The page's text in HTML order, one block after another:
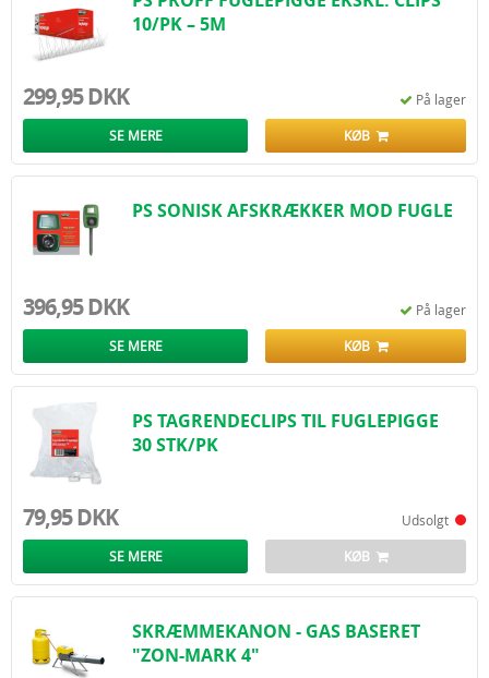
10/PK – 5M
299,95 DKK På lager
SE MERE KØB
PS SONISK AFSKRÆKKER MOD FUGLE
396,95 DKK På lager
SE MERE KØB
PS TAGRENDECLIPS TIL FUGLEPIGGE
30 STK/PK
79,95 DKK Udsolgt
SE MERE KØB
SKRÆMMEKANON - GAS BASERET
"ZON-MARK 4"